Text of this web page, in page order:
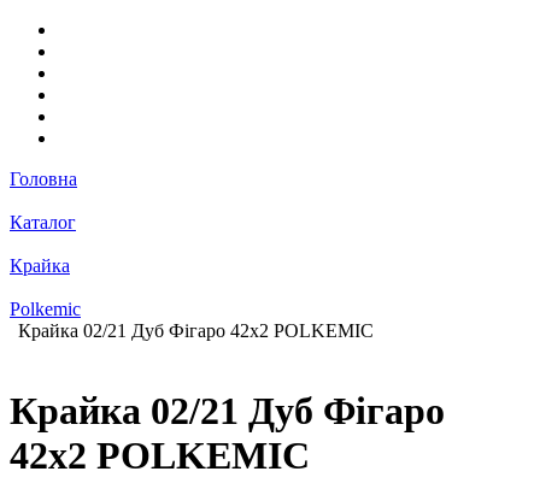
Головна
Каталог
Крайка
Polkemic
Крайка 02/21 Дуб Фігаро 42х2 POLKEMIC
Крайка 02/21 Дуб Фігаро
42х2 POLKEMIC